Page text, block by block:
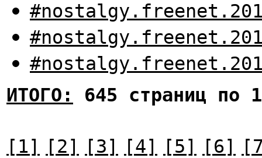
ИТОГО:
645 страниц по
[1] [2] [3] [4] [5] [6]